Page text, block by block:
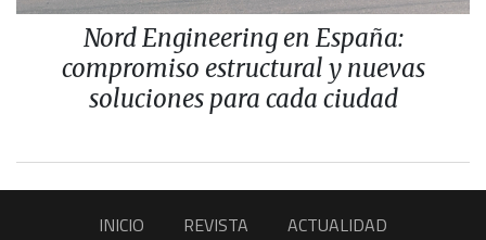
Nord Engineering en España:
compromiso estructural y nuevas
soluciones para cada ciudad
INICIO REVISTA
ACTUALIDAD